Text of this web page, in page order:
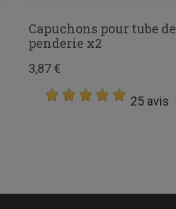
Capuchons pour tube de
penderie x2
3,87 €
25 avis